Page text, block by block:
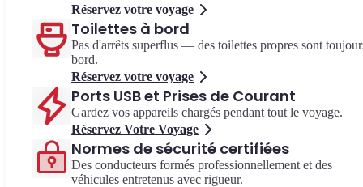
Réservez votre voyage
Toilettes à bord
Pas d'arrêts superflus — des toilettes propres sont
bord.
Réservez votre voyage
Ports USB et Prises de Courant
Gardez vos appareils chargés pendant tout le voyage.
Réservez Votre Voyage
Normes de sécurité certifiées
Des conducteurs formés professionnellement et des
véhicules entretenus avec rigueur.